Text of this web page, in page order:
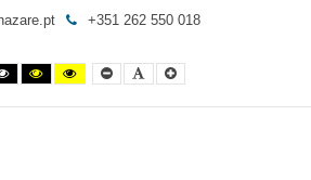
+351 262 550 018
Contraste
preto
branco
Contraste
preto
amarelo
Yellow
and
contrast
Smaller
Font
Letra
por
Letra
maior